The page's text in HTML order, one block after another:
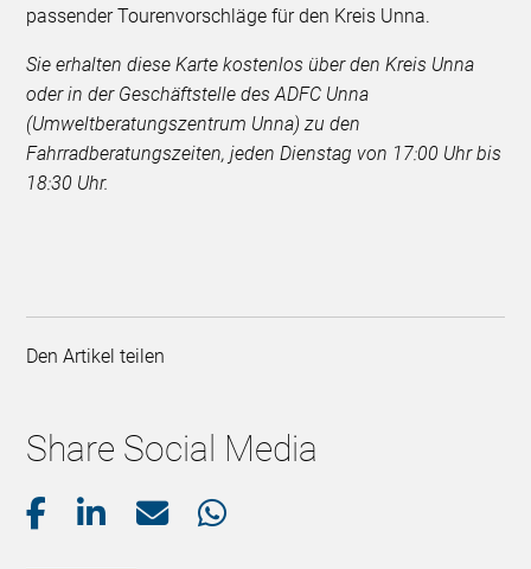
passender Tourenvorschläge für den Kreis Unna.
Sie erhalten diese Karte kostenlos über den Kreis Unna
oder in der Geschäftstelle des ADFC Unna
(Umweltberatungszentrum Unna) zu den
Fahrradberatungszeiten, jeden Dienstag von 17:00 Uhr bis
18:30 Uhr.
Den Artikel teilen
Share Social Media